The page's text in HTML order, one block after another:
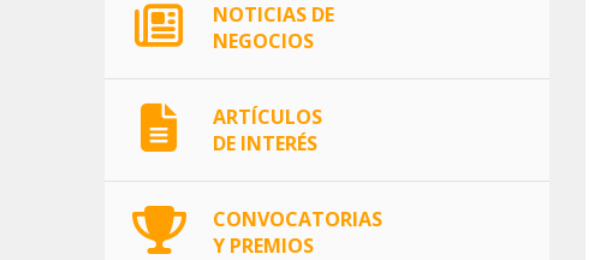
NOTICIAS DE
NEGOCIOS
ARTÍCULOS
DE INTERÉS
CONVOCATORIAS
Y PREMIOS